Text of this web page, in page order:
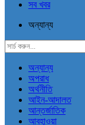
সব খবর
অন্যান্য
অন্যান্য
অপরাধ
অর্থনীতি
আইন-আদালত
আন্তর্জাতিক
আবহাওয়া